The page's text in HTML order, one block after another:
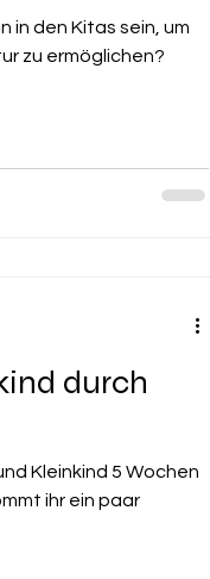
in den Kitas sein, um
zu ermöglichen?
durch
Kleinkind 5 Wochen
ihr ein paar